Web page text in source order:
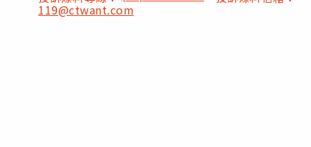
119@ctwant.com